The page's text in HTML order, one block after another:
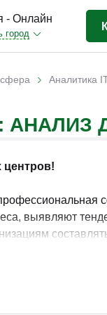
- Онлайн
город
(247)
› Аналитика
АНАЛИЗ
центров!
выявляют
курсы